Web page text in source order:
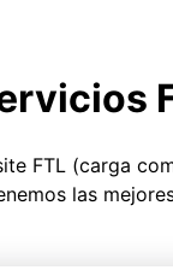
FTL (carga
las